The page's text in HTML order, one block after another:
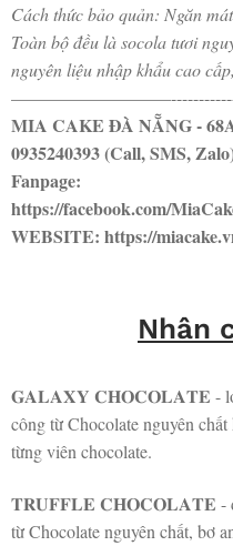
Cách thức bảo quản: Ngăn
Toàn bộ đều là socola tươi
nguyên liệu nhập khẩu cao
MIA CAKE ĐÀ NẴNG -
0935240393 (Call, SMS,
Fanpage:
https://facebook.com/
WEBSITE: https://
Nhân
𝐆𝐀𝐋𝐀𝐗𝐘 𝐂𝐇𝐎𝐂𝐎𝐋𝐀𝐓𝐄 - loại
công từ Chocolate nguyên
từng viên chocolate.
𝐓𝐑𝐔𝐅𝐅𝐋𝐄 𝐂𝐇𝐎𝐂𝐎𝐋𝐀𝐓𝐄 -
từ Chocolate nguyên chất, bơ